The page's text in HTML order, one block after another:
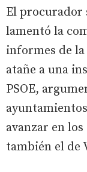
El procurador
lamentó la
informes de
atañe a una
PSOE,
avanzar en
también el de